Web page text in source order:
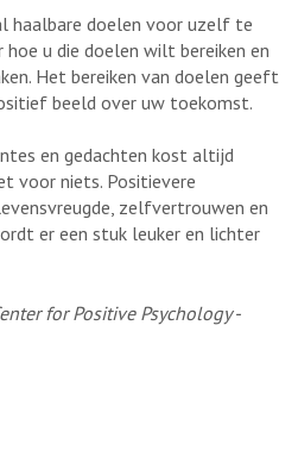
haalbare doelen voor uzelf te
u die doelen wilt bereiken en
Het bereiken van doelen geeft
beeld over uw toekomst.
en gedachten kost altijd
voor niets. Positievere
zelfvertrouwen en
er een stuk leuker en lichter
for Positive Psychology -